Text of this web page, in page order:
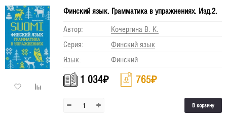
Финский язык. Грамматика в упражнениях. Изд.2.
Автор:
Кочергина В. К.
Серия:
Финский язык
Язык:
Финский
1 034₽ 765₽
В корзину